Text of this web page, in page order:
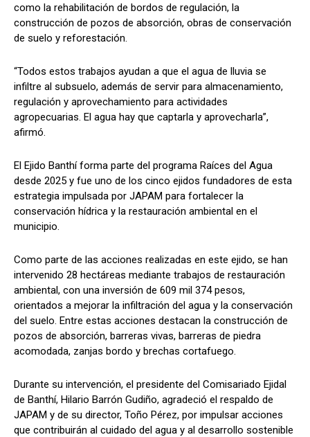
como la rehabilitación de bordos de regulación, la
construcción de pozos de absorción, obras de conservación
de suelo y reforestación.
“Todos estos trabajos ayudan a que el agua de lluvia se
infiltre al subsuelo, además de servir para almacenamiento,
regulación y aprovechamiento para actividades
agropecuarias. El agua hay que captarla y aprovecharla”,
afirmó.
El Ejido Banthí forma parte del programa Raíces del Agua
desde 2025 y fue uno de los cinco ejidos fundadores de esta
estrategia impulsada por JAPAM para fortalecer la
conservación hídrica y la restauración ambiental en el
municipio.
Como parte de las acciones realizadas en este ejido, se han
intervenido 28 hectáreas mediante trabajos de restauración
ambiental, con una inversión de 609 mil 374 pesos,
orientados a mejorar la infiltración del agua y la conservación
del suelo. Entre estas acciones destacan la construcción de
pozos de absorción, barreras vivas, barreras de piedra
acomodada, zanjas bordo y brechas cortafuego.
Durante su intervención, el presidente del Comisariado Ejidal
de Banthí, Hilario Barrón Gudiño, agradeció el respaldo de
JAPAM y de su director, Toño Pérez, por impulsar acciones
que contribuirán al cuidado del agua y al desarrollo sostenible